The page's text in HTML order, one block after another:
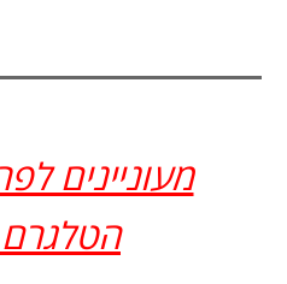
מעוניינים